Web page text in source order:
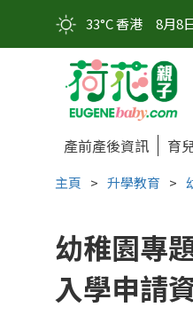
33°C 香港 8月8
產前產後資訊 育
主頁 > 升學教育 >
幼稚園專
入學申請